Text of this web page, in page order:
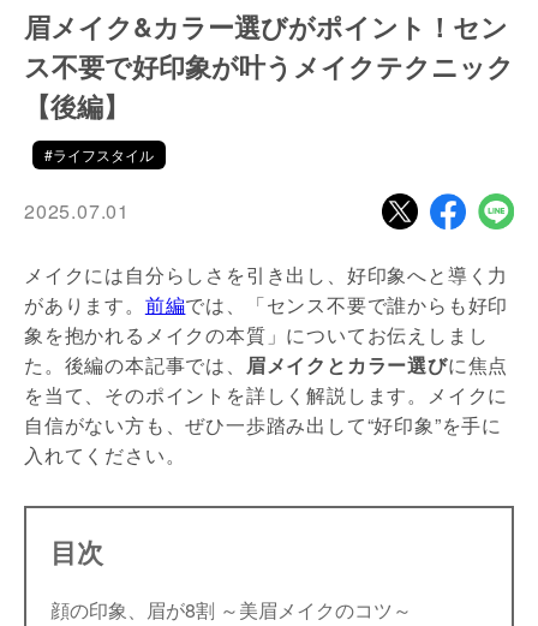
眉メイク&カラー選びがポイント！セン
ス不要で好印象が叶うメイクテクニック
【後編】
#ライフスタイル
2025.07.01
メイクには自分らしさを引き出し、好印象へと導く力
があります。 前編では、「センス不要で誰からも好印
象を抱かれるメイクの本質」についてお伝えしまし
た。後編の本記事では、 眉メイクとカラー選びに焦点
を当て、そのポイントを詳しく解説します。メイクに
自信がない方も、ぜひ一歩踏み出して“好印象”を手に
入れてください。
目次
顔の印象、眉が8割 ～美眉メイクのコツ～